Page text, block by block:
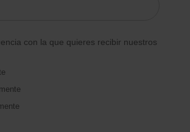
con la que quieres recibir nuestros